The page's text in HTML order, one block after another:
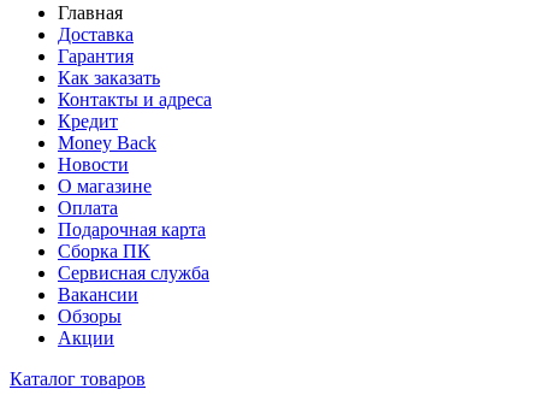
Главная
Доставка
Гарантия
Как заказать
Контакты и адреса
Кредит
Money Back
Новости
О магазине
Оплата
Подарочная карта
Сборка ПК
Сервисная служба
Вакансии
Обзоры
Акции
Каталог товаров